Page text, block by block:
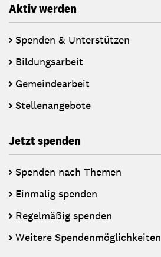
Aktiv werden
Spenden & Unterstützen
Bildungsarbeit
Gemeindearbeit
Stellenangebote
Jetzt spenden
Spenden nach Themen
Einmalig spenden
Regelmäßig spenden
Weitere Spendenmöglichkeiten